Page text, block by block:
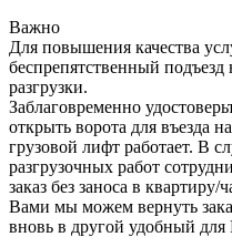
Важно
Для повышения качества
беспрепятственный
разгрузки.
Заблаговременно
открыть ворота для въезда
грузовой лифт работает. В
разгрузочных работ
заказ без заноса в
Вами мы можем вернуть
вновь в другой удобный для